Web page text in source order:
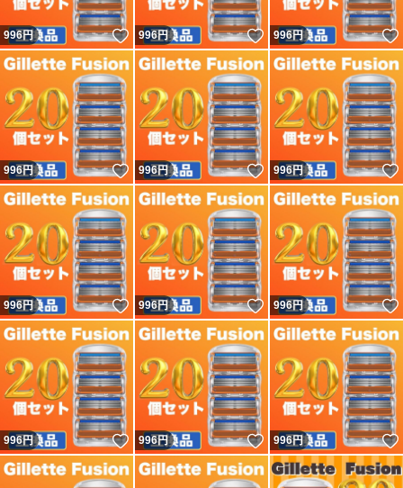
996円 いいね！
996円 いいね！
996円
996円 いいね！
996円 いいね！
996円
996円 いいね！
996円 いいね！
996円
996円 いいね！
996円 いいね！
996円